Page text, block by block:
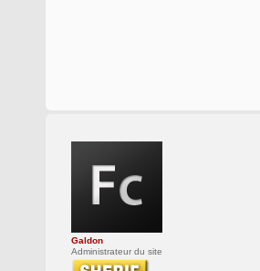
Galdon
Administrateur du site